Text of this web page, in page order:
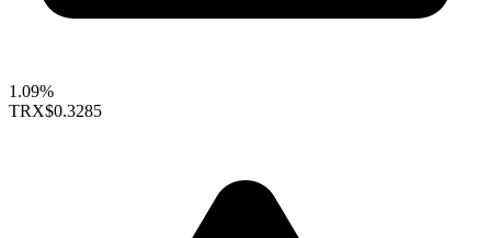
1.09%
TRX$0.3285